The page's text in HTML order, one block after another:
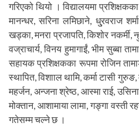
गरिएको थियो । विद्यालयमा
मानन्धर, सरिना लमिछाने, धु्रवराज
खड्का, मनरा प्रजापति, किशोर नकर्मी,
वज्राचार्य, विनय हुमागाईं, भीम सुब्बा
सहायक प्रशिक्षकका रूपमा रोजिन
स्थापित, विशााल थामि, कर्मा टासी
महर्जन, अन्जना श्रेष्ठ, आस्मा राई,
मोक्तान, आशामाया लामा, गङ्गा वस्ती
गतेसम्म चल्ने छ ।